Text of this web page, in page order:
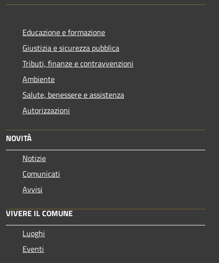
Educazione e formazione
Giustizia e sicurezza pubblica
Tributi, finanze e contravvenzioni
Ambiente
Salute, benessere e assistenza
Autorizzazioni
NOVITÀ
Notizie
Comunicati
Avvisi
VIVERE IL COMUNE
Luoghi
Eventi